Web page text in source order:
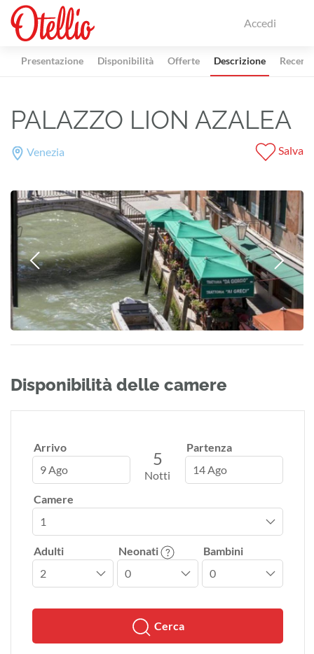
Accedi
Presentazione Disponibilità Offerte Descrizione
PALAZZO LION AZALEA
Venezia Salva
Disponibilità delle camere
Arrivo
9 Ago
5
Notti
Partenza
14 Ago
Camere
Adulti Neonati Bambini
Cerca